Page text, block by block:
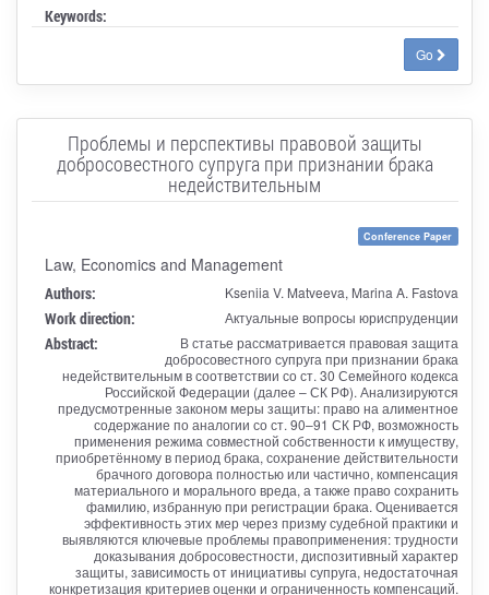
Keywords:
Go
Проблемы и перспективы правовой защиты
добросовестного супруга при признании брака
недействительным
Conference Paper
Law, Economics and Management
Authors: Kseniia V. Matveeva, Marina A. Fastova
Work direction: Актуальные вопросы юриспруденции
Abstract:
В статье рассматривается правовая защита
добросовестного супруга при признании брака
недействительным в соответствии со ст. 30 Семейного кодекса
Российской Федерации (далее – СК РФ). Анализируются
предусмотренные законом меры защиты: право на алиментное
содержание по аналогии со ст. 90–91 СК РФ, возможность
применения режима совместной собственности к имуществу,
приобретённому в период брака, сохранение действительности
брачного договора полностью или частично, компенсация
материального и морального вреда, а также право сохранить
фамилию, избранную при регистрации брака. Оценивается
эффективность этих мер через призму судебной практики и
выявляются ключевые проблемы правоприменения: трудности
доказывания добросовестности, диспозитивный характер
защиты, зависимость от инициативы супруга, недостаточная
конкретизация критериев оценки и ограниченность компенсаций.